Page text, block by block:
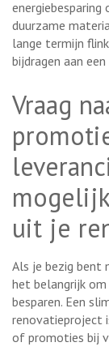
duurzame
lange termijn
bijdragen aan
Vraag
uit je
Als je bezig bent
het belangrijk
besparen. Een
renovatieproject
of promoties bij